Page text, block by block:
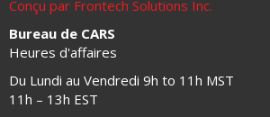
Conçu par Frontech Solutions Inc.
Bureau de CARS
Heures d'affaires
Du Lundi au Vendredi 9h to 11h MST
11h – 13h EST